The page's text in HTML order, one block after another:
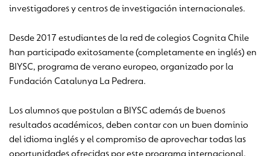
investigadores y centros de investigación internacionales.
Desde 2017 estudiantes de la red de colegios Cognita Chile
han participado exitosamente (completamente en inglés) en
BIYSC, programa de verano europeo, organizado por la
Fundación Catalunya La Pedrera.
Los alumnos que postulan a BIYSC además de buenos
resultados académicos, deben contar con un buen dominio
del idioma inglés y el compromiso de aprovechar todas las